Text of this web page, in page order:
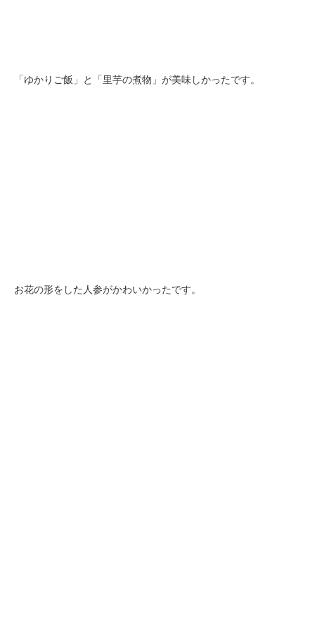
「ゆかりご飯」と「里芋の煮物」が美味しかったです。
お花の形をした人参がかわいかったです。